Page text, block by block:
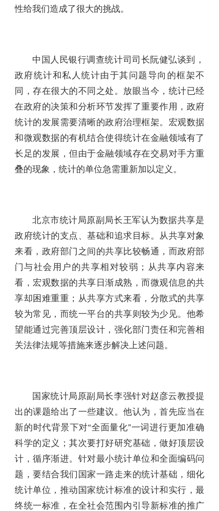
性给我们造成了很大的挑战。
中国人民银行调查统计司司长阮健弘谈到，
政府统计和私人统计由于其问题导向的框架不
同，存在很大的不同之处。放眼当今，统计已经
在政府的决策和分析环节发挥了重要作用，政府
统计的发展需要清晰的政府治理框架。宏观数据
和微观数据的有机结合使得统计在金融领域有了
长足的发展，但由于金融领域存在交易对手方重
叠的现象，统计的单位急需重新加以定义。
北京市统计局原副局长王军认为数据共享是
政府统计的支点、基础和追求目标。从共享对象
来看，政府部门之间的共享比较畅通，而政府部
门与社会用户的共享相对较弱；从共享内容来
看，宏观数据的共享日渐成熟，而微观信息的共
享却困难重重；从共享方式来看，分散式的共享
较为常见，而统一平台的共享则较为少见。他希
望能通过完善顶层设计，强化部门责任和完善相
关法律法规等措施来逐步解决上述问题。
国家统计局原副局长李强针对赵彦云教授提
出的课题给出了一些建议。他认为，首先应当在
新的时代背景下对“全面量化”一词进行更加准确
科学的定义；其次要打好研究基础，做好顶层设
计，循序渐进。针对最小统计单位和全面编码问
题，要结合我们国家一路走来的统计基础，细化
统计单位，推动国家统计标准的设计和实行，最
终统一标准，在全社会范围内引导新标准的推广